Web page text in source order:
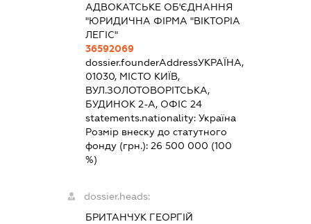
АДВОКАТСЬКЕ ОБ'ЄДНАННЯ
"ЮРИДИЧНА ФІРМА "ВІКТОРІА
ЛЕГІС"
36592069
dossier.founderAddressУКРАЇНА,
01030, МІСТО КИЇВ,
ВУЛ.ЗОЛОТОВОРІТСЬКА,
БУДИНОК 2-А, ОФІС 24
statements.nationality:Україна
Розмір внеску до статутного
фонду (грн.):26 500 000 (100
%)
dossier.heads:
БРИТАНЧУК ГЕОРГІЙ